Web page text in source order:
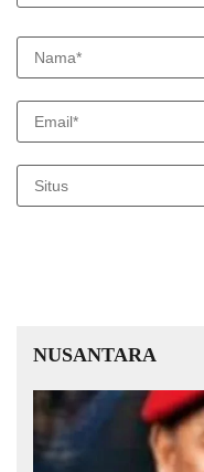
NUSANTARA